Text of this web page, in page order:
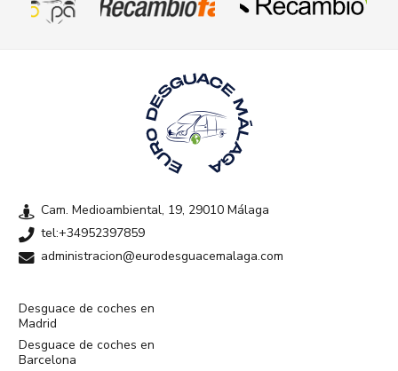
Cam. Medioambiental, 19, 29010 Málaga
tel:+34952397859
administracion@eurodesguacemalaga.com
Desguace de coches en
Madrid
Desguace de coches en
Barcelona